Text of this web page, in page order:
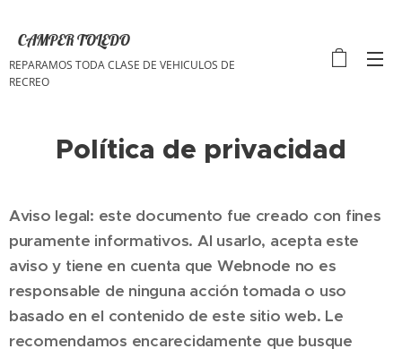
CAMPER TOLEDO
REPARAMOS TODA CLASE DE VEHICULOS DE
RECREO
Política de privacidad
Aviso legal: este documento fue creado con fines
puramente informativos. Al usarlo, acepta este
aviso y tiene en cuenta que Webnode no es
responsable de ninguna acción tomada o uso
basado en el contenido de este sitio web. Le
recomendamos encarecidamente que busque